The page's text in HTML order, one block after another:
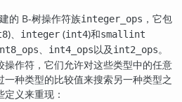
的 B-树操作符族integer_ops ，它包
)、 integer (int4)和smallint
、 int4_ops以及int2_ops。
作符，它们允许对这些类型中的任意
种类型的比较值来搜索另一种类型之
义来重现：